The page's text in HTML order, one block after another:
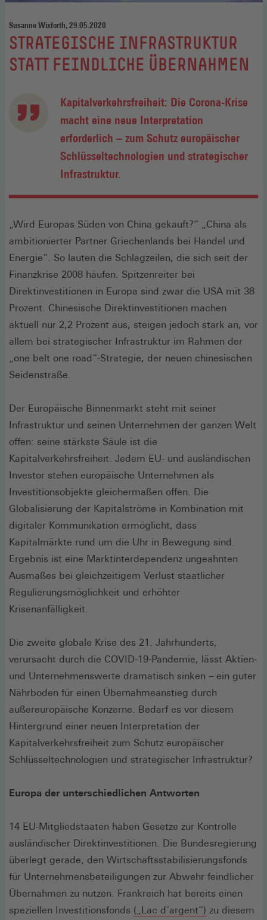
Susanne Wixforth, 29.05.2020
:
STRATEGISCHE INFRASTRUKTUR
STATT FEINDLICHE ÜBERNAHMEN
Kapitalverkehrsfreiheit: Die Corona-Krise
macht eine neue Interpretation
erforderlich – zum Schutz europäischer
Schlüsseltechnologien und strategischer
Infrastruktur.
„Wird Europas Süden von China gekauft?“ „China als
ambitionierter Partner Griechenlands bei Handel und
Energie“. So lauten die Schlagzeilen, die sich seit der
Finanzkrise 2008 häufen. Spitzenreiter bei
Direktinvestitionen in Europa sind zwar die USA mit 38
Prozent. Chinesische Direktinvestitionen machen
aktuell nur 2,2 Prozent aus, steigen jedoch stark an, vor
allem bei strategischer Infrastruktur im Rahmen der
„one belt one road“-Strategie, der neuen chinesischen
Seidenstraße.
Der Europäische Binnenmarkt steht mit seiner
Infrastruktur und seinen Unternehmen der ganzen Welt
offen: seine stärkste Säule ist die
Kapitalverkehrsfreiheit. Jedem EU- und ausländischen
Investor stehen europäische Unternehmen als
Investitionsobjekte gleichermaßen offen. Die
Globalisierung der Kapitalströme in Kombination mit
digitaler Kommunikation ermöglicht, dass
Kapitalmärkte rund um die Uhr in Bewegung sind.
Ergebnis ist eine Marktinterdependenz ungeahnten
Ausmaßes bei gleichzeitigem Verlust staatlicher
Regulierungsmöglichkeit und erhöhter
Krisenanfälligkeit.
Die zweite globale Krise des 21. Jahrhunderts,
verursacht durch die COVID-19-Pandemie, lässt Aktien-
und Unternehmenswerte dramatisch sinken – ein guter
Nährboden für einen Übernahmeanstieg durch
außereuropäische Konzerne. Bedarf es vor diesem
Hintergrund einer neuen Interpretation der
Kapitalverkehrsfreiheit zum Schutz europäischer
Schlüsseltechnologien und strategischer Infrastruktur?
Europa der unterschiedlichen Antworten
14 EU-Mitgliedstaaten haben Gesetze zur Kontrolle
ausländischer Direktinvestitionen. Die Bundesregierung
überlegt gerade, den Wirtschaftsstabilisierungsfonds
für Unternehmensbeteiligungen zur Abwehr feindlicher
Übernahmen zu nutzen. Frankreich hat bereits einen
speziellen Investitionsfonds („Lac d´argent“) (Öffnet
zu diesem